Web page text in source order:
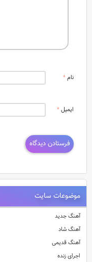
نام*
ایمیل*
موضوعات سایت
آهنگ جدید
آهنگ شاد
آهنگ قدیمی
اجرای زنده